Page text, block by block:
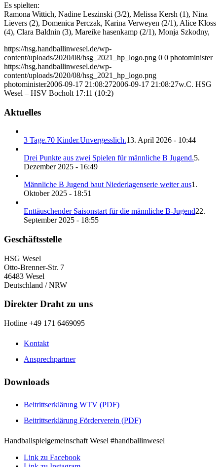
Es spielten:
Ramona Wittich, Nadine Leszinski (3/2), Melissa Kersh (1), Nina
Lievers (2), Domenica Perczak, Karina Verweyen (2/1), Alice Kloss
(4), Clara Baldnin (3), Mareike hasenkamp (2/1), Monja Szkodny,
https://hsg.handballinwesel.de/wp-
content/uploads/2020/08/hsg_2021_hp_logo.png 0 0 photominister
https://hsg.handballinwesel.de/wp-
content/uploads/2020/08/hsg_2021_hp_logo.png
photominister2006-09-17 21:08:272006-09-17 21:08:27w.C. HSG
Wesel – HSV Bocholt 17:11 (10:2)
Aktuelles
3 Tage.70 Kinder.Unvergesslich.13. April 2026 - 10:44
Drei Punkte aus zwei Spielen für männliche B Jugend.5.
Dezember 2025 - 16:49
Männliche B Jugend baut Niederlagenserie weiter aus1.
Oktober 2025 - 18:51
Enttäuschender Saisonstart für die männliche B-Jugend22.
September 2025 - 18:55
Geschäftsstelle
HSG Wesel
Otto-Brenner-Str. 7
46483 Wesel
Deutschland / NRW
Direkter Draht zu uns
Hotline +49 171 6469095
Kontakt
Ansprechpartner
Downloads
Beitrittserklärung WTV (PDF)
Beitrittserklärung Förderverein (PDF)
Handballspielgemeinschaft Wesel #handballinwesel
Link zu Facebook